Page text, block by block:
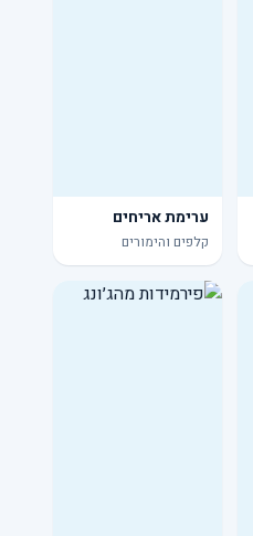
ערימת אריחים
קלפים והימורים